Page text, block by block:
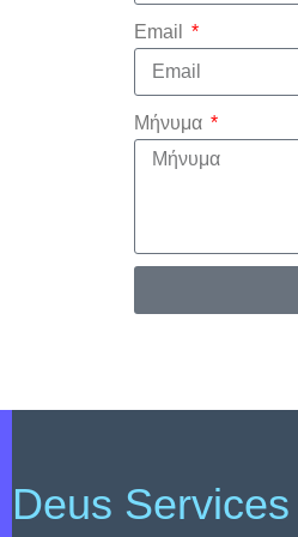
Email
Μήνυμα
Deus Services